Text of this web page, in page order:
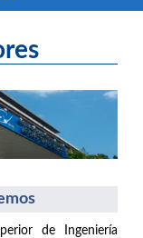
de Ingeniería